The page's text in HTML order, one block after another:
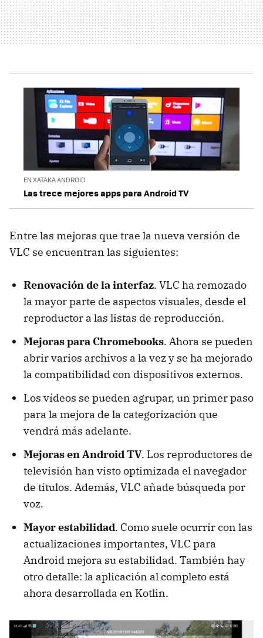
EN XATAKA ANDROID
Las trece mejores apps para Android TV
Entre las mejoras que trae la nueva versión de
VLC se encuentran las siguientes:
Renovación de la interfaz. VLC ha remozado
la mayor parte de aspectos visuales, desde el
reproductor a las listas de reproducción.
Mejoras para Chromebooks. Ahora se pueden
abrir varios archivos a la vez y se ha mejorado
la compatibilidad con dispositivos externos.
Los vídeos se pueden agrupar, un primer paso
para la mejora de la categorización que
vendrá más adelante.
Mejoras en Android TV. Los reproductores de
televisión han visto optimizada el navegador
de títulos. Además, VLC añade búsqueda por
voz.
Mayor estabilidad. Como suele ocurrir con las
actualizaciones importantes, VLC para
Android mejora su estabilidad. También hay
otro detalle: la aplicación al completo está
ahora desarrollada en Kotlin.